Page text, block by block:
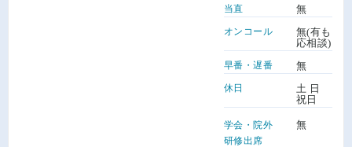
当直 無
オンコール
無(有も
応相談)
早番・遅番 無
休日
土 日
祝日
学会・院外
研修出席
無